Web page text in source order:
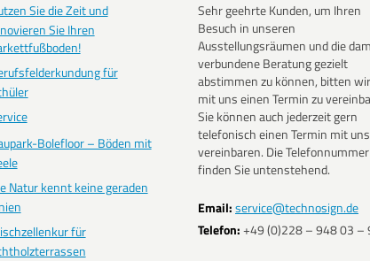
Sie die Zeit und
Sie Ihren
für
Bolefloor – Böden mit
Natur kennt keine geraden
für
Sehr geehrte Kunden, um Ihren
Besuch in unseren
Ausstellungsräumen und die
verbundene Beratung gezielt
abstimmen zu können, bitten
mit uns einen Termin zu
Sie können auch jederzeit gern
telefonisch einen Termin mit uns
vereinbaren. Die Telefonnummer
finden Sie untenstehend.
Email:service@technosign.de
Telefon:+49 (0)228 – 948 03 –